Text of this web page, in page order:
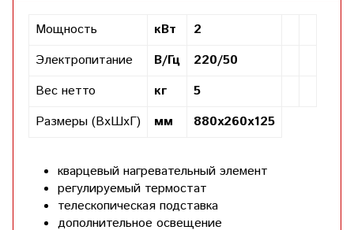
Мощность кВт
2
Электропитание
В/Гц
220/50
Вес нетто
кг
5
Размеры (ВхШхГ)
мм 880х260х125
кварцевый нагревательный элемент
регулируемый термостат
телескопическая подставка
дополнительное освещение